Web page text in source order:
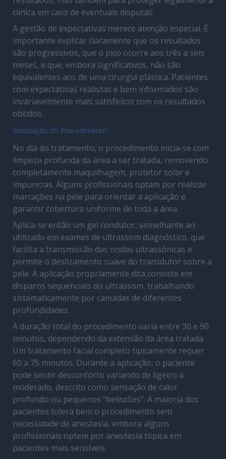
clínica em caso de eventuais disputas.
A gestão de expectativas merece atenção especial. É
importante explicar claramente que os resultados
são progressivos, que o pico ocorre aos três a seis
meses, e que, embora significativos, não são
equivalentes aos de uma cirurgia plástica. Pacientes
com expectativas realistas e bem informados são
invariavelmente mais satisfeitos com os resultados
obtidos.
Realização do Procedimento
No dia do tratamento, o procedimento inicia-se com
limpeza profunda da área a ser tratada, removendo
completamente maquilhagem, protetor solar e
impurezas. Alguns profissionais optam por realizar
marcações na pele para orientar a aplicação e
garantir cobertura uniforme de toda a área.
Aplica-se então um gel condutor, semelhante ao
utilizado em exames de ultrassom diagnóstico, que
facilita a transmissão das ondas ultrassónicas e
permite o deslizamento suave do transdutor sobre a
pele. A aplicação propriamente dita consiste em
disparos sequenciais do ultrassom, trabalhando
sistematicamente por camadas de diferentes
profundidades.
A duração total do procedimento varia entre 30 e 90
minutos, dependendo da extensão da área tratada.
Um tratamento facial completo tipicamente requer
60 a 75 minutos. Durante a aplicação, o paciente
pode sentir desconforto variando de ligeiro a
moderado, descrito como sensação de calor
profundo ou pequenos “beliscões”. A maioria dos
pacientes tolera bem o procedimento sem
necessidade de anestesia, embora alguns
profissionais optem por anestesia tópica em
pacientes mais sensíveis.